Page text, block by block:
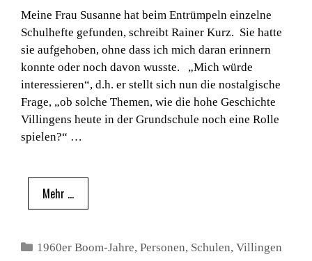
Meine Frau Susanne hat beim Entrümpeln einzelne
Schulhefte gefunden, schreibt Rainer Kurz. Sie hatte
sie aufgehoben, ohne dass ich mich daran erinnern
konnte oder noch davon wusste. „Mich würde
interessieren“, d.h. er stellt sich nun die nostalgische
Frage, „ob solche Themen, wie die hohe Geschichte
Villingens heute in der Grundschule noch eine Rolle
spielen?“ …
Mehr …
Kategorien
1960er Boom-Jahre,Personen, Schulen,Villingen